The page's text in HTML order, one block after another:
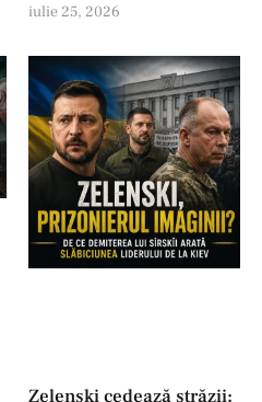
iulie 25, 2026
Zelenski cedează străzii: